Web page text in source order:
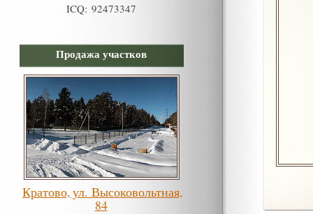
ICQ: 92473347
Продажа участков
Кратово, ул. Высоковольтная,
84